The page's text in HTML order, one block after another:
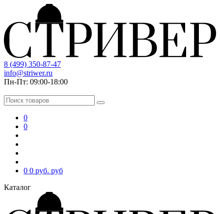
8 (499) 350-87-47
info@striwer.ru
Пн-Пт: 09:00-18:00
0
0
0 0 руб. руб
Каталог